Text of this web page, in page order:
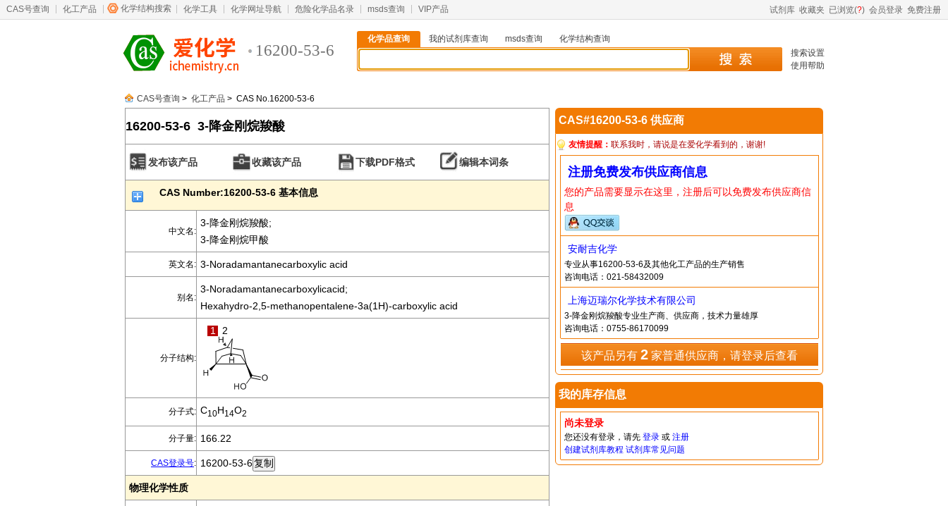
CAS号查询 化工产品 化学结构搜索 化学工具 化学网址导航 危险化学品名录 msds查询 VIP产品 试剂库 收藏夹 已浏览(?) 会员登录 免费注册
16200-53-6
化学品查询 我的试剂库查询 msds查询
化学结构查询
搜索设置
使用帮助
CAS号查询 > 化工产品 > CAS No.16200-53-6
16200-53-6 3-降金刚烷羧酸
发布该产品 收藏该产品 下载PDF格式 编辑本词条
CAS Number:16200-53-6 基本信息
中文名:
3-降金刚烷羧酸;
3-降金刚烷甲酸
英文名: 3-Noradamantanecarboxylic acid
别名:
3-Noradamantanecarboxylicacid;
Hexahydro-2,5-methanopentalene-3a(1H)-carboxylic acid
分子结构:
1 2
分子式: C10H14O2
分子量: 166.22
CAS登录号: 16200-53-6
物理化学性质
CAS#16200-53-6 供应商
友情提醒： 联系我时，请说是在爱化学看到的，谢谢!
注册免费发布供应商信息
您的产品需要显示在这里，注册后可以免费发布供应商信
息
安耐吉化学
专业从事16200-53-6及其他化工产品的生产销售
咨询电话：021-58432009
上海迈瑞尔化学技术有限公司
3-降金刚烷羧酸专业生产商、供应商，技术力量雄厚
咨询电话：0755-86170099
该产品另有 2家普通供应商，请登录后查看
我的库存信息
尚未登录
您还没有登录，请先 登录或 注册
创建试剂库教程 试剂库常见问题